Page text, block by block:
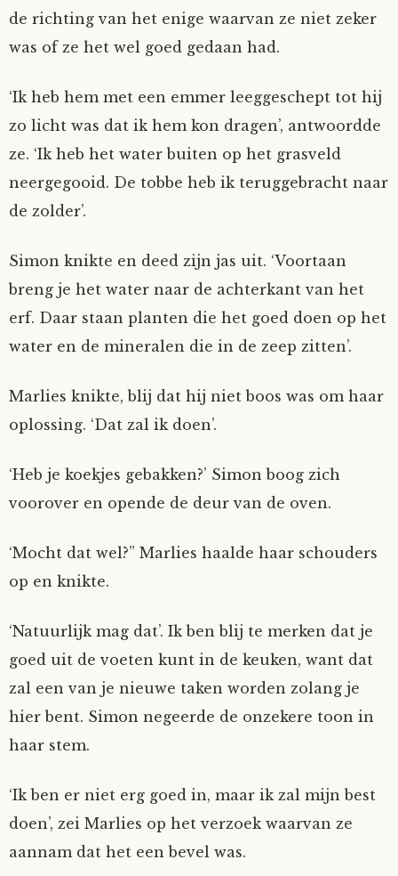
de richting van het enige waarvan ze niet zeker
was of ze het wel goed gedaan had.
‘Ik heb hem met een emmer leeggeschept tot hij
zo licht was dat ik hem kon dragen’, antwoordde
ze. ‘Ik heb het water buiten op het grasveld
neergegooid. De tobbe heb ik teruggebracht naar
de zolder’.
Simon knikte en deed zijn jas uit. ‘Voortaan
breng je het water naar de achterkant van het
erf. Daar staan planten die het goed doen op het
water en de mineralen die in de zeep zitten’.
Marlies knikte, blij dat hij niet boos was om haar
oplossing. ‘Dat zal ik doen’.
‘Heb je koekjes gebakken?’ Simon boog zich
voorover en opende de deur van de oven.
‘Mocht dat wel?” Marlies haalde haar schouders
op en knikte.
‘Natuurlijk mag dat’. Ik ben blij te merken dat je
goed uit de voeten kunt in de keuken, want dat
zal een van je nieuwe taken worden zolang je
hier bent. Simon negeerde de onzekere toon in
haar stem.
‘Ik ben er niet erg goed in, maar ik zal mijn best
doen’, zei Marlies op het verzoek waarvan ze
aannam dat het een bevel was.